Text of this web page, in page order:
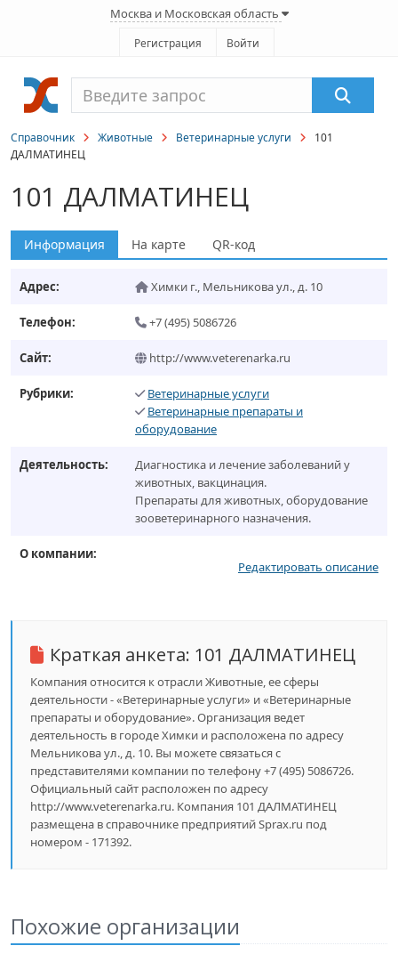
Москва и Московская область
Регистрация Войти
Справочник Животные Ветеринарные услуги
101
ДАЛМАТИНЕЦ
101 ДАЛМАТИНЕЦ
Информация На карте QR-код
Адрес: Химки г., Мельникова ул., д. 10
Телефон: +7 (495) 5086726
Сайт: http://www.veterenarka.ru
Рубрики:
Ветеринарные услуги
Ветеринарные препараты и
оборудование
Деятельность:
Диагностика и лечение заболеваний у
животных, вакцинация.
Препараты для животных, оборудование
зооветеринарного назначения.
О компании:
Редактировать описание
Краткая анкета: 101 ДАЛМАТИНЕЦ
Компания относится к отрасли Животные, ее сферы
деятельности - «Ветеринарные услуги» и «Ветеринарные
препараты и оборудование». Организация ведет
деятельность в городе Химки и расположена по адресу
Мельникова ул., д. 10. Вы можете связаться с
представителями компании по телефону +7 (495) 5086726.
Официальный сайт расположен по адресу
http://www.veterenarka.ru. Компания 101 ДАЛМАТИНЕЦ
размещена в справочнике предприятий Sprax.ru под
номером - 171392.
Похожие организации